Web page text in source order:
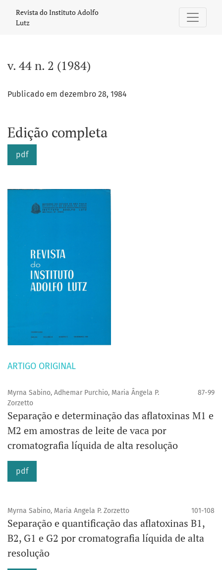
Revista do Instituto Adolfo
Lutz
v. 44 n. 2 (1984)
Publicado em dezembro 28, 1984
Edição completa
pdf
ARTIGO ORIGINAL
Myrna Sabino, Adhemar Purchio, Maria Ângela P.
Zorzetto
87-99
Separação e determinação das aflatoxinas M1 e
M2 em amostras de leite de vaca por
cromatografia líquida de alta resolução
pdf
Myrna Sabino, Maria Angela P. Zorzetto 101-108
Separação e quantificação das aflatoxinas B1,
B2, G1 e G2 por cromatografia líquida de alta
resolução